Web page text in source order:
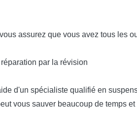
assurez que vous avez tous les
par la révision
d'un spécialiste qualifié en
vous sauver beaucoup de temps et